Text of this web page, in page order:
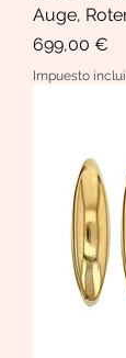
Auge,
Precio
699,00 €
Impuesto